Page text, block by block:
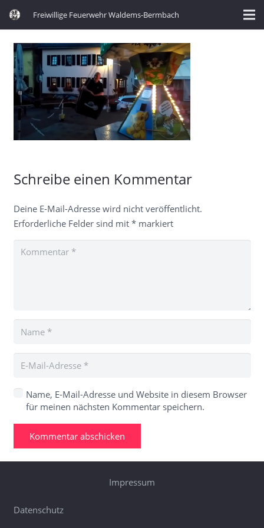
Freiwillige Feuerwehr Waldems-Bermbach
Schreibe einen Kommentar
Deine E-Mail-Adresse wird nicht veröffentlicht.
Erforderliche Felder sind mit *markiert
Name, E-Mail-Adresse und Website in diesem Browser
für meinen nächsten Kommentar speichern.
Kommentar abschicken
Impressum
Datenschutz